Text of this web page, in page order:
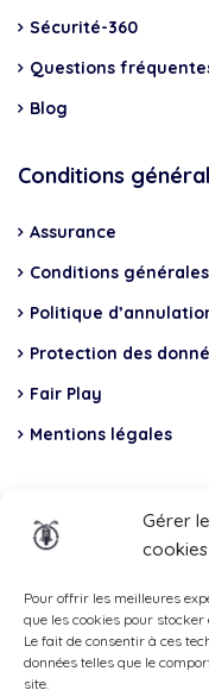
Gérer
cookies
Pour offrir les meilleures
que les cookies pour
Le fait de consentir à ces
données telles que le
site.
Sécurité-360
Questions
Blog
Conditions
Assurance
Conditions
Politique
Protection des
Fair Play
Mentions légales
Total Casco, Partner